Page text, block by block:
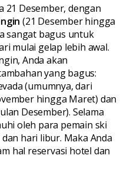
21 Desember, dengan
(21 Desember hingga
sangat bagus untuk
mulai gelap lebih awal.
Anda akan
yang bagus:
(umumnya, dari
hingga Maret) dan
Desember). Selama
oleh para pemain ski
hari libur. Maka Anda
hal reservasi hotel dan